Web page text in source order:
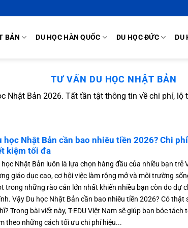
BẢN DU HỌC HÀN QUỐC DU HỌC ĐỨC DU
TƯ VẤN DU HỌC NHẬT BẢN
Nhật Bản 2026. Tất tần tật thông tin về chi phí, lộ
học Nhật Bản cần bao nhiêu tiền 2026? Chi
kiệm tối đa
học Nhật Bản luôn là lựa chọn hàng đầu của nhiều bạn trẻ
giáo dục cao, cơ hội việc làm rộng mở và môi trường
trong những rào cản lớn nhất khiến nhiều bạn còn do dự
Vậy Du học Nhật Bản cần bao nhiêu tiền 2026? Có thật
Trong bài viết này, T-EDU Việt Nam sẽ giúp bạn bóc
theo những cách tối ưu chi phí hiệu...